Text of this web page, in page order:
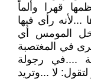
قهرا وألماً
رأى فيها
المومس أي
في المغتصبة
....في رجولة
لا ...وتريد